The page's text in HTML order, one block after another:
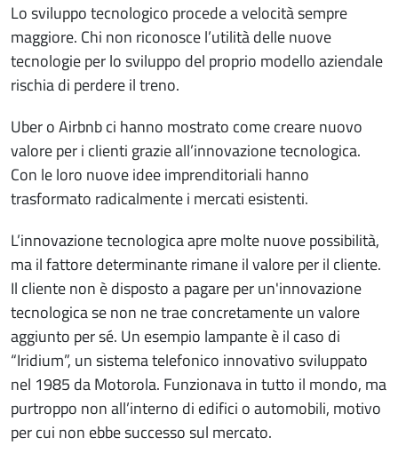
Lo sviluppo tecnologico procede a velocità sempre
maggiore. Chi non riconosce l’utilità delle nuove
tecnologie per lo sviluppo del proprio modello aziendale
rischia di perdere il treno.
Uber o Airbnb ci hanno mostrato come creare nuovo
valore per i clienti grazie all’innovazione tecnologica.
Con le loro nuove idee imprenditoriali hanno
trasformato radicalmente i mercati esistenti.
L’innovazione tecnologica apre molte nuove possibilità,
ma il fattore determinante rimane il valore per il cliente.
Il cliente non è disposto a pagare per un'innovazione
tecnologica se non ne trae concretamente un valore
aggiunto per sé. Un esempio lampante è il caso di
“Iridium”, un sistema telefonico innovativo sviluppato
nel 1985 da Motorola. Funzionava in tutto il mondo, ma
purtroppo non all’interno di edifici o automobili, motivo
per cui non ebbe successo sul mercato.